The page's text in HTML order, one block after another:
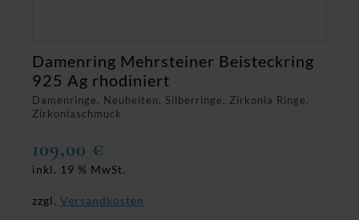
Damenringe, Neuheiten, Silberringe, Zirkonia Ringe,
Zirkoniaschmuck
Damenring Mehrsteiner Beisteckring
925 Ag rhodiniert
109,00 €
inkl. 19 % MwSt.
zzgl. Versandkosten